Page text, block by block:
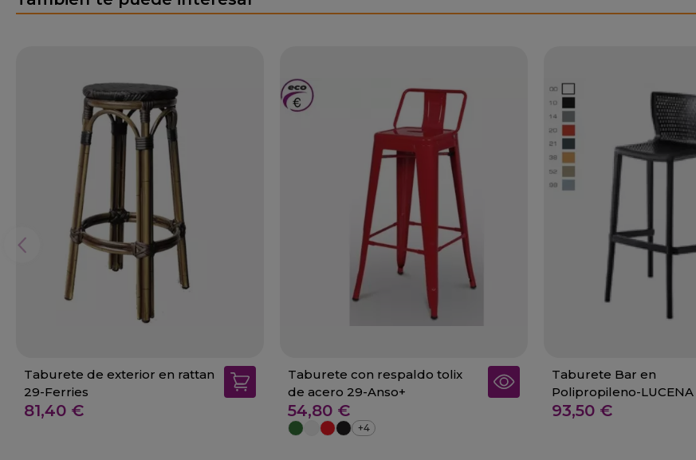
Taburete de exterior en rattan
29-Ferries
81,40 €
Taburete con respaldo tolix
de acero 29-Anso+
54,80 €
+4
Taburete Bar en
Polipropileno-LUCENA
93,50 €